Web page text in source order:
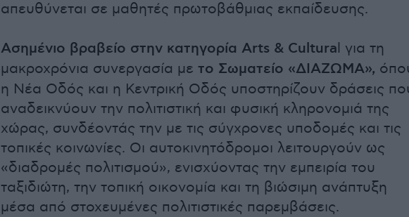
απευθύνεται σε μαθητές πρωτοβάθμιας εκπαίδευσης.
Ασημένιο βραβείο στην κατηγορία Arts & Cultural για τη
μακροχρόνια συνεργασία με το Σωματείο «ΔΙΑΖΩΜΑ»,
η Νέα Οδός και η Κεντρική Οδός υποστηρίζουν δράσεις
αναδεικνύουν την πολιτιστική και φυσική κληρονομιά της
χώρας, συνδέοντάς την με τις σύγχρονες υποδομές και τις
τοπικές κοινωνίες. Οι αυτοκινητόδρομοι λειτουργούν ως
«διαδρομές πολιτισμού», ενισχύοντας την εμπειρία του
ταξιδιώτη, την τοπική οικονομία και τη βιώσιμη ανάπτυξη
μέσα από στοχευμένες πολιτιστικές παρεμβάσεις.